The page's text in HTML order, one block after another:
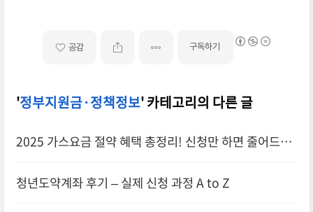
공감 구독하기
'정부지원금·정책정보' 카테고리의 다른 글
2025 가스요금 절약 혜택 총정리! 신청만 하면 줄어드는
청년도약계좌 후기 – 실제 신청 과정 A to Z